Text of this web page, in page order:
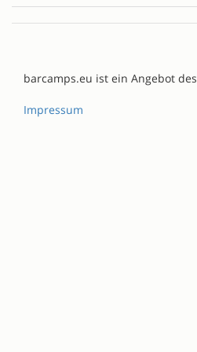
barcamps.eu ist ein Angebot des
Impressum